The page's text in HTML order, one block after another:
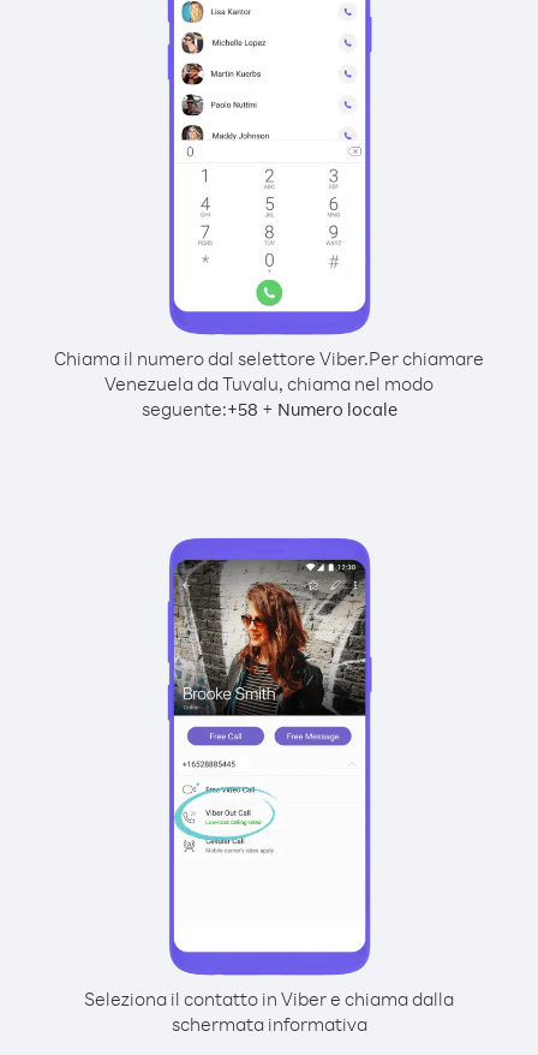
Chiama il numero dal selettore Viber.Per chiamare
Venezuela da Tuvalu, chiama nel modo
seguente:+58 + Numero locale
Seleziona il contatto in Viber e chiama dalla
schermata informativa